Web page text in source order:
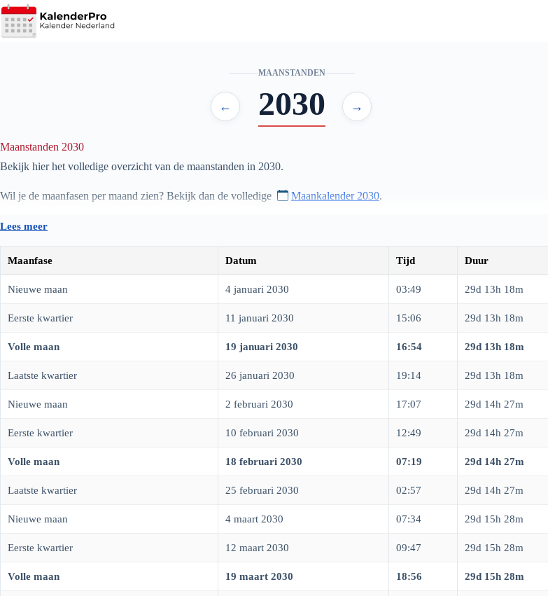
Ga
naar
de
MAANSTANDEN
← 2030 →
Maanstanden 2030
Bekijk hier het volledige overzicht van de maanstanden in 2030.
Wil je de maanfasen per maand zien? Bekijk dan de volledige Maankalender 2030.
De informatie wordt automatisch bijgewerkt, zodat je altijd de huidige en aankomende fasen van de maan kunt volgen — van
Lees meer
Maanfase Datum Tijd Duur
Nieuwe maan 4 januari 2030 03:49 29d 13h 18m
Eerste kwartier 11 januari 2030 15:06 29d 13h 18m
Volle maan 19 januari 2030 16:54 29d 13h 18m
Laatste kwartier 26 januari 2030 19:14 29d 13h 18m
Nieuwe maan 2 februari 2030 17:07 29d 14h 27m
Eerste kwartier 10 februari 2030 12:49 29d 14h 27m
Volle maan 18 februari 2030 07:19 29d 14h 27m
Laatste kwartier 25 februari 2030 02:57 29d 14h 27m
Nieuwe maan 4 maart 2030 07:34 29d 15h 28m
Eerste kwartier 12 maart 2030 09:47 29d 15h 28m
Volle maan 19 maart 2030 18:56 29d 15h 28m